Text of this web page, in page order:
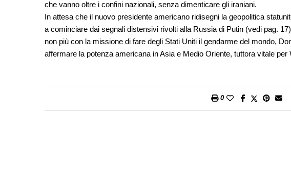
che vanno oltre i confini nazionali, senza dimenticare gli iraniani.
In attesa che il nuovo presidente americano ridisegni la geopolitica
a cominciare dai segnali distensivi rivolti alla Russia di Putin (vedi pag.
non più con la missione di fare degli Stati Uniti il gendarme del mondo,
affermare la potenza americana in Asia e Medio Oriente, tuttora vitale per
0